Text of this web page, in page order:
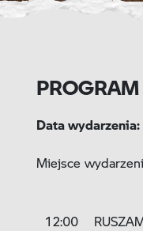
PROGRAM
Data
Miejsce
12:00